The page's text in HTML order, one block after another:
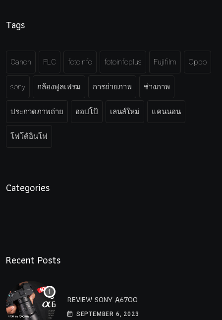
Tags
Canon FLC fotoinfo fotoinfoplus Fujifilm Oppo
sony กล้องฟูลเฟรม การถ่ายภาพ ช่างภาพ
ประกวดภาพถ่าย ออปโป้ เลนส์ใหม่ แคนนอน
โฟโต้อินโฟ
Categories
Recent Posts
REVIEW SONY A6700
SEPTEMBER 6, 2023